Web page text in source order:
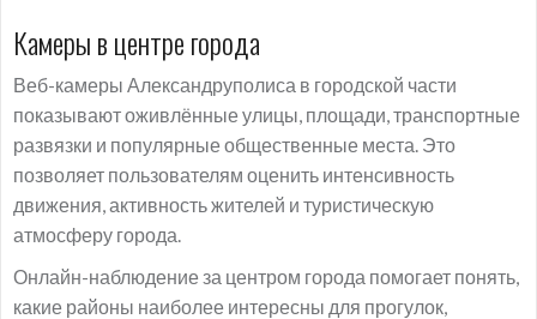
Камеры в центре города
Веб-камеры Александруполиса в городской части
показывают оживлённые улицы, площади, транспортные
развязки и популярные общественные места. Это
позволяет пользователям оценить интенсивность
движения, активность жителей и туристическую
атмосферу города.
Онлайн-наблюдение за центром города помогает понять,
какие районы наиболее интересны для прогулок,